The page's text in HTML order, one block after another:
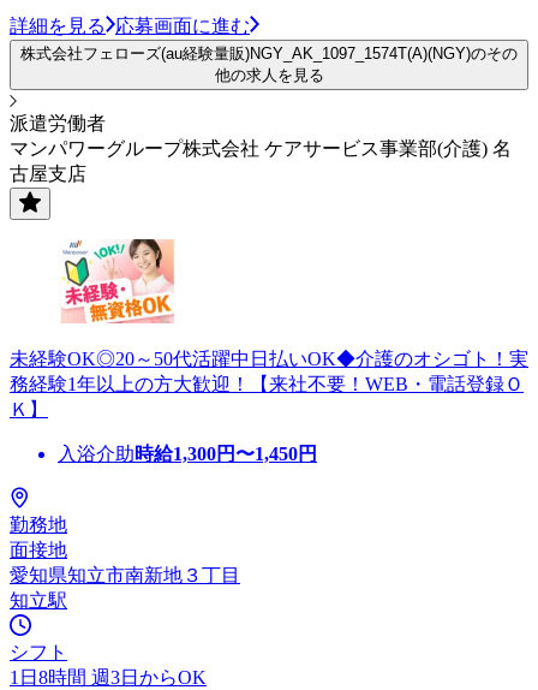
詳細を見る 応募画面に進む
株式会社フェローズ(au経験量販)NGY_AK_1097_1574T(A)(NGY)のその
他の求人を見る
派遣労働者
マンパワーグループ株式会社 ケアサービス事業部(介護) 名
古屋支店
未経験OK◎20～50代活躍中日払いOK◆介護のオシゴト！実
務経験1年以上の方大歓迎！【来社不要！WEB・電話登録Ｏ
Ｋ】
入浴介助時給1,300円〜1,450円
勤務地
面接地
愛知県知立市南新地３丁目
知立駅
シフト
1日8時間 週3日からOK